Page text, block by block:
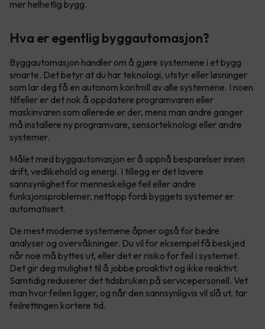
mer helhetlig bygg.
Hva er egentlig byggautomasjon?
Byggautomasjon handler om å gjøre systemene i et bygg
smarte. Det betyr at du har teknologi, utstyr eller løsninger
som lar deg få en autonom kontroll av alle systemene. I noen
tilfeller er det nok å oppdatere programvaren eller
maskinvaren som allerede er der, mens man andre ganger
må installere ny programvare, sensorteknologi eller andre
systemer.
Målet med byggautomasjon er å oppnå besparelser innen
drift, vedlikehold og energi. I tillegg er det lavere
sannsynlighet for menneskelige feil eller andre
funksjonsproblemer, nettopp fordi byggets systemer er
automatisert.
De mest moderne systemene åpner også for bedre
analyser og overvåkninger. Du vil for eksempel få beskjed
når noe må byttes ut, eller det er risiko for feil i systemet.
Det gir deg mulighet til å jobbe proaktivt og ikke reaktivt.
Samtidig reduserer det tidsbruken på servicepersonell. Vet
man hvor feilen ligger, og når den sannsynligvis vil slå ut, tar
feilrettingen kortere tid.